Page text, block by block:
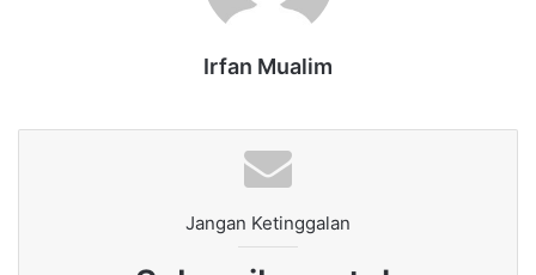
Irfan Mualim
Jangan Ketinggalan